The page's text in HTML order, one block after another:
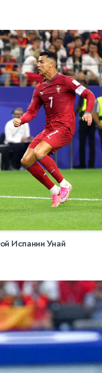
Испании Унай